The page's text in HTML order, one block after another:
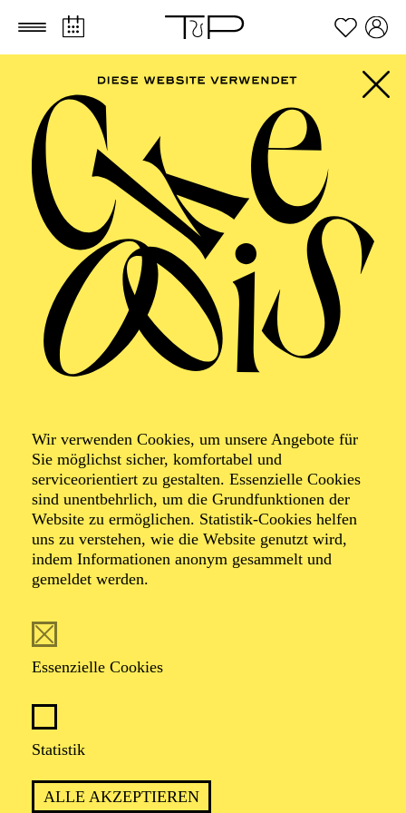
Zum Hauptinhalt springen Zum Footer springen
Wir verwenden Cookies, um unsere Angebote für
Sie möglichst sicher, komfortabel und
serviceorientiert zu gestalten. Essenzielle Cookies
sind unentbehrlich, um die Grundfunktionen der
Website zu ermöglichen. Statistik-Cookies helfen
uns zu verstehen, wie die Website genutzt wird,
indem Informationen anonym gesammelt und
gemeldet werden.
Essenzielle Cookies
Statistik
ALLE AKZEPTIEREN
Foto: Paul Grilj
Paul Grilj studierte an der Kunstuniversität Graz und ist
Komponist und Musiker.
Von 2005 bis 2015 wirkte er als Lichtdesigner und